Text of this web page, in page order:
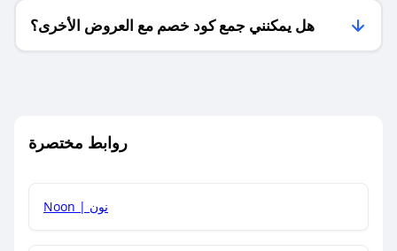
هل يمكنني جمع كود خصم مع العروض الأخرى؟
روابط مختصرة
Noon | نون